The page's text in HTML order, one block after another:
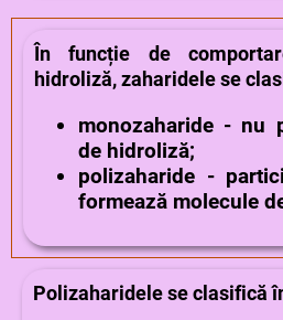
În funcție de
hidroliză, zaharidele se
monozaharide - nu
de hidroliză;
polizaharide -
formează molecule
Polizaharidele se clasifică